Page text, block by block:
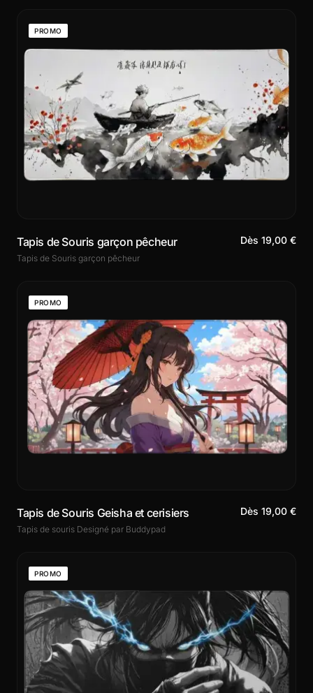
PROMO
Tapis de Souris garçon pêcheur
Tapis de Souris garçon pêcheur
Dès 19,00 €
PROMO
Tapis de Souris Geisha et cerisiers
Tapis de souris Designé par Buddypad
Dès 19,00 €
PROMO